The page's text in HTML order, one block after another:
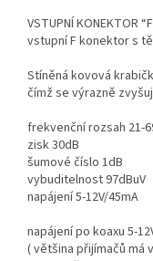
VSTUPNÍKONEKTOR
vstupní F konektor s
Stíněná kovová
čímž se výrazně
frekvenční rozsah 21-
zisk 30dB
šumové číslo 1dB
vybuditelnost 97dBuV
napájení 5-12V/45mA
napájení po koaxu 5-
( většina přijímačů má